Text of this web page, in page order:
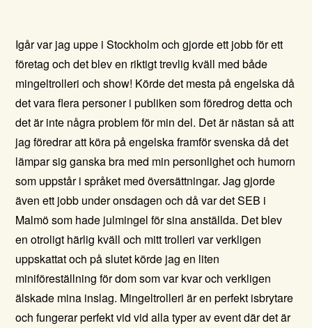
Igår var jag uppe i Stockholm och gjorde ett jobb för ett
företag och det blev en riktigt trevlig kväll med både
mingeltrolleri och show! Körde det mesta på engelska då
det vara flera personer i publiken som föredrog detta och
det är inte några problem för min del. Det är nästan så att
jag föredrar att köra på engelska framför svenska då det
lämpar sig ganska bra med min personlighet och humorn
som uppstår i språket med översättningar. Jag gjorde
även ett jobb under onsdagen och då var det SEB i
Malmö som hade julmingel för sina anställda. Det blev
en otroligt härlig kväll och mitt trolleri var verkligen
uppskattat och på slutet körde jag en liten
miniföreställning för dom som var kvar och verkligen
älskade mina inslag. Mingeltrolleri är en perfekt isbrytare
och fungerar perfekt vid vid alla typer av event där det är